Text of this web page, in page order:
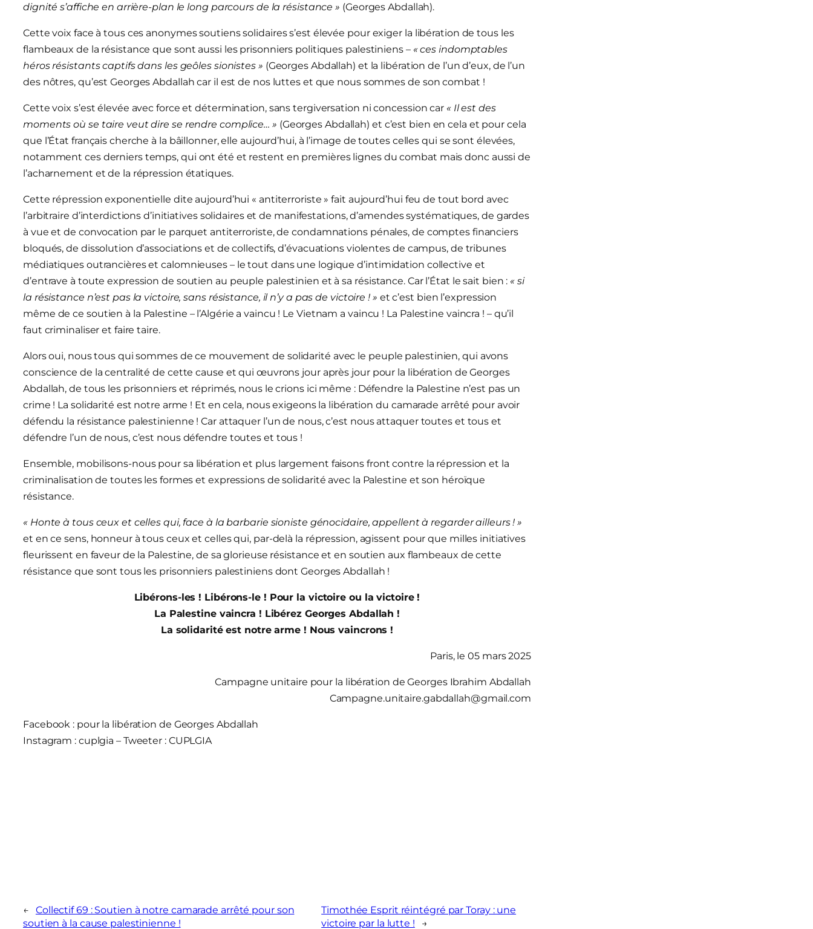
dignité s’affiche en arrière-plan le long parcours de la résistance » (Georges Abdallah).
Cette voix face à tous ces anonymes soutiens solidaires s’est élevée pour exiger la libération de tous les
flambeaux de la résistance que sont aussi les prisonniers politiques palestiniens – « ces indomptables
héros résistants captifs dans les geôles sionistes » (Georges Abdallah) et la libération de l’un d’eux, de l’un
des nôtres, qu’est Georges Abdallah car il est de nos luttes et que nous sommes de son combat !
Cette voix s’est élevée avec force et détermination, sans tergiversation ni concession car « Il est des
moments où se taire veut dire se rendre complice… » (Georges Abdallah) et c’est bien en cela et pour cela
que l’État français cherche à la bâillonner, elle aujourd’hui, à l’image de toutes celles qui se sont élevées,
notamment ces derniers temps, qui ont été et restent en premières lignes du combat mais donc aussi de
l’acharnement et de la répression étatiques.
Cette répression exponentielle dite aujourd’hui « antiterroriste » fait aujourd’hui feu de tout bord avec
l’arbitraire d’interdictions d’initiatives solidaires et de manifestations, d’amendes systématiques, de gardes
à vue et de convocation par le parquet antiterroriste, de condamnations pénales, de comptes financiers
bloqués, de dissolution d’associations et de collectifs, d’évacuations violentes de campus, de tribunes
médiatiques outrancières et calomnieuses – le tout dans une logique d’intimidation collective et
d’entrave à toute expression de soutien au peuple palestinien et à sa résistance. Car l’État le sait bien : « si
la résistance n’est pas la victoire, sans résistance, il n’y a pas de victoire ! » et c’est bien l’expression
même de ce soutien à la Palestine – l’Algérie a vaincu ! Le Vietnam a vaincu ! La Palestine vaincra ! – qu’il
faut criminaliser et faire taire.
Alors oui, nous tous qui sommes de ce mouvement de solidarité avec le peuple palestinien, qui avons
conscience de la centralité de cette cause et qui œuvrons jour après jour pour la libération de Georges
Abdallah, de tous les prisonniers et réprimés, nous le crions ici même : Défendre la Palestine n’est pas un
crime ! La solidarité est notre arme ! Et en cela, nous exigeons la libération du camarade arrêté pour avoir
défendu la résistance palestinienne ! Car attaquer l’un de nous, c’est nous attaquer toutes et tous et
défendre l’un de nous, c’est nous défendre toutes et tous !
Ensemble, mobilisons-nous pour sa libération et plus largement faisons front contre la répression et la
criminalisation de toutes les formes et expressions de solidarité avec la Palestine et son héroïque
résistance.
« Honte à tous ceux et celles qui, face à la barbarie sioniste génocidaire, appellent à regarder ailleurs ! »
et en ce sens, honneur à tous ceux et celles qui, par-delà la répression, agissent pour que milles initiatives
fleurissent en faveur de la Palestine, de sa glorieuse résistance et en soutien aux flambeaux de cette
résistance que sont tous les prisonniers palestiniens dont Georges Abdallah !
Libérons-les ! Libérons-le ! Pour la victoire ou la victoire !
La Palestine vaincra ! Libérez Georges Abdallah !
La solidarité est notre arme ! Nous vaincrons !
Paris, le 05 mars 2025
Campagne unitaire pour la libération de Georges Ibrahim Abdallah
Campagne.unitaire.gabdallah@gmail.com
Facebook : pour la libération de Georges Abdallah
Instagram : cuplgia – Tweeter : CUPLGIA
←
Collectif 69 : Soutien à notre camarade arrêté pour son
soutien à la cause palestinienne !
Timothée Esprit réintégré par Toray : une
victoire par la lutte !
→